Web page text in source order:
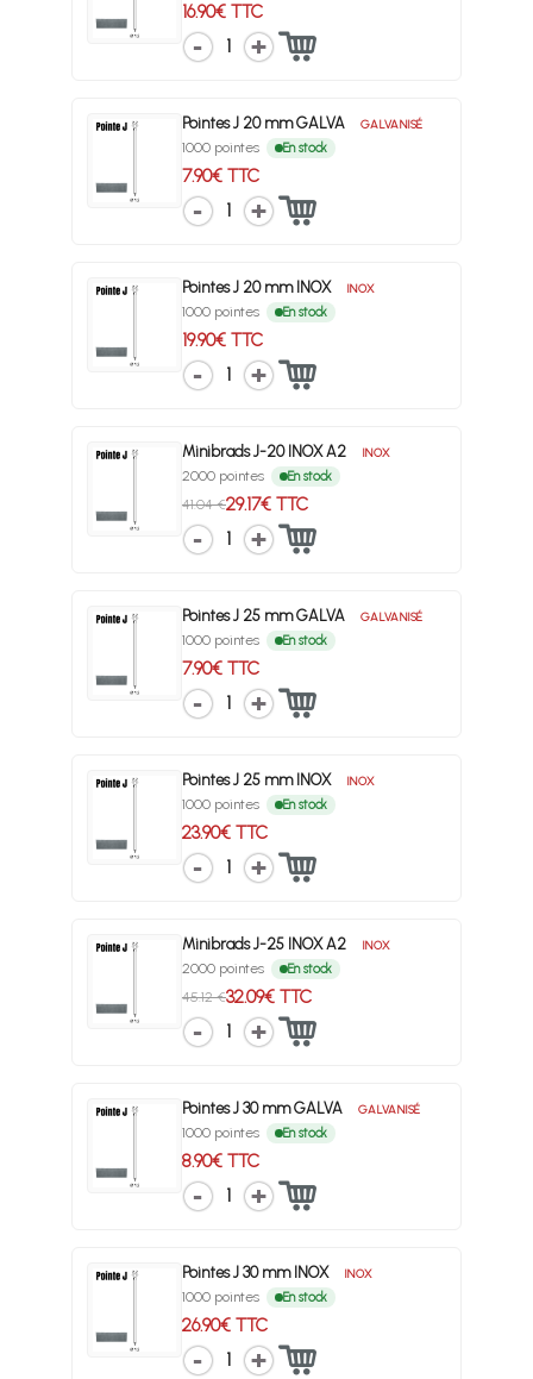
16.90€ TTC
1
Pointes J 20 mm GALVA GALVANISÉ
1000 pointes En stock
7.90€ TTC
1
Pointes J 20 mm INOX INOX
1000 pointes En stock
19.90€ TTC
1
Minibrads J-20 INOX A2 INOX
2000 pointes En stock
41.04 €29.17€ TTC
1
Pointes J 25 mm GALVA GALVANISÉ
1000 pointes En stock
7.90€ TTC
1
Pointes J 25 mm INOX INOX
1000 pointes En stock
23.90€ TTC
1
Minibrads J-25 INOX A2 INOX
2000 pointes En stock
45.12 €32.09€ TTC
1
Pointes J 30 mm GALVA GALVANISÉ
1000 pointes En stock
8.90€ TTC
1
Pointes J 30 mm INOX INOX
1000 pointes En stock
26.90€ TTC
1